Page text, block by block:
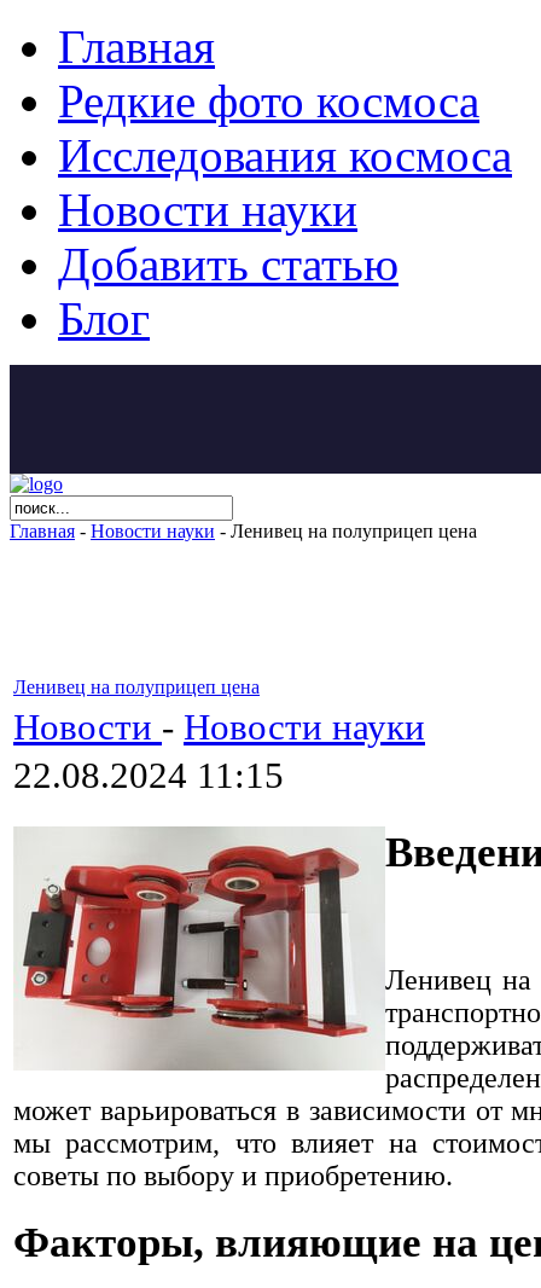
Главная
Редкие фото космоса
Исследования космоса
Новости науки
Добавить статью
Блог
Главная - Новости науки - Ленивец на полуприцеп цена
Ленивец на полуприцеп цена
Новости - Новости науки
22.08.2024 11:15
Ленивец на
может варьироваться в зависимости от
мы рассмотрим, что влияет на
советы по выбору и приобретению.
Факторы, влияющие на